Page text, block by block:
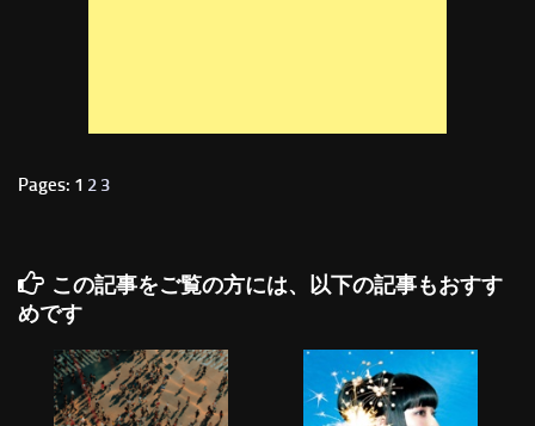
Pages: 1 2 3
この記事をご覧の方には、以下の記事もおすす
めです